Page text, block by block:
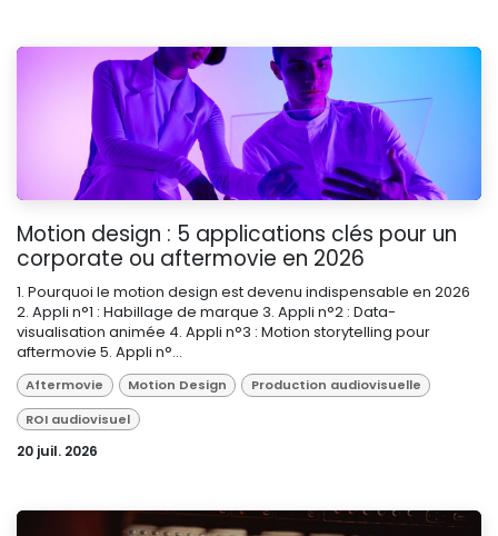
Motion design : 5 applications clés pour un
corporate ou aftermovie en 2026
1. Pourquoi le motion design est devenu indispensable en 2026
2. Appli n°1 : Habillage de marque 3. Appli n°2 : Data-
visualisation animée 4. Appli n°3 : Motion storytelling pour
aftermovie 5. Appli n°...
Aftermovie Motion Design
Production audiovisuelle
ROI audiovisuel
20 juil. 2026